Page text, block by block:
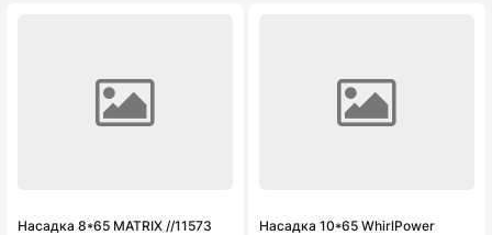
Насадка 8*65 MATRIX //11573 Насадка 10*65 WhirlPower